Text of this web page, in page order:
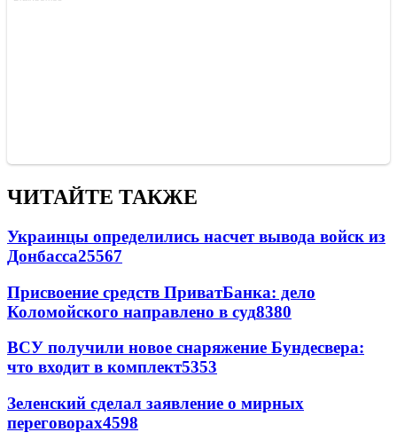
ЧИТАЙТЕ ТАКЖЕ
Украинцы определились насчет вывода войск из
Донбасса25567
Присвоение средств ПриватБанка: дело
Коломойского направлено в суд8380
ВСУ получили новое снаряжение Бундесвера:
что входит в комплект5353
Зеленский сделал заявление о мирных
переговорах4598